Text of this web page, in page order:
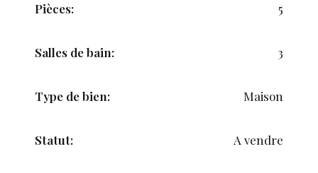
Pièces: 5
Salles de bain: 3
Type de bien: Maison
Statut: A vendre